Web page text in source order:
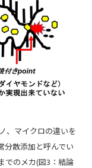
、マイクロの違いを
分散添加と呼んでい
でのメカ(図3：結論